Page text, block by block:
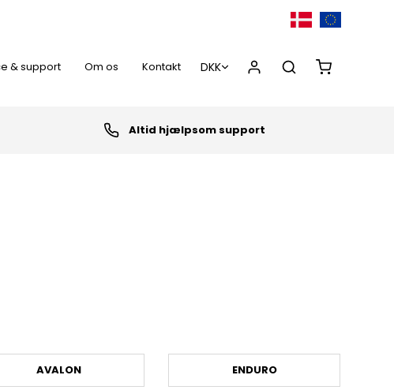
& support Om os Kontakt
Altid hjælpsom support
AVALON ENDURO